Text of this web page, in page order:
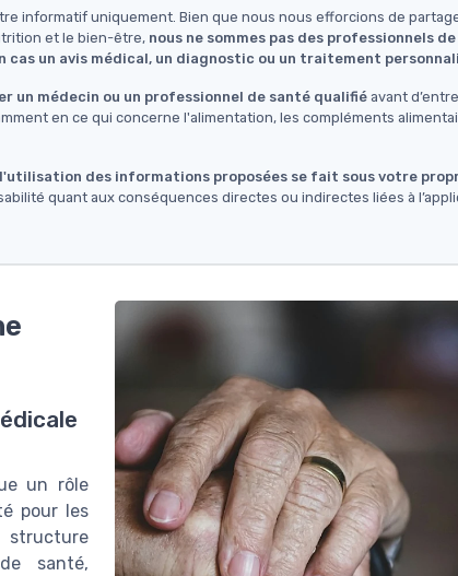
informatif uniquement. Bien que nous nous efforcions de
et le bien-être, nous ne sommes pas des professionnels
un avis médical, un diagnostic ou un traitement
un médecin ou un professionnel de santé qualifié avant
en ce qui concerne l'alimentation, les compléments
l'utilisation des informations proposées se fait sous votre
quant aux conséquences directes ou indirectes liées à
un rôle
pour les
santé,